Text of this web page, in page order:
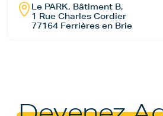
Le PARK, Bâtiment B,
1 Rue Charles Cordier
77164 Ferrières en Brie